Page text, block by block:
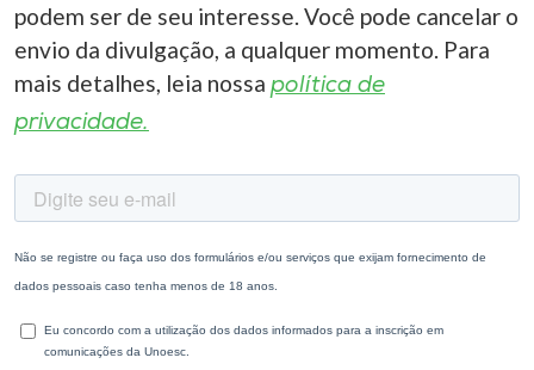
podem ser de seu interesse. Você pode cancelar o
envio da divulgação, a qualquer momento. Para
mais detalhes, leia nossa política de
privacidade.